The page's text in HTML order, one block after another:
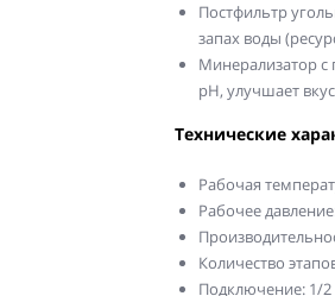
Постфильтр
запах воды
Минерализатор
pH, улучшает
Технические
Рабочая
Рабочее
Количество
Подключение: 1/2